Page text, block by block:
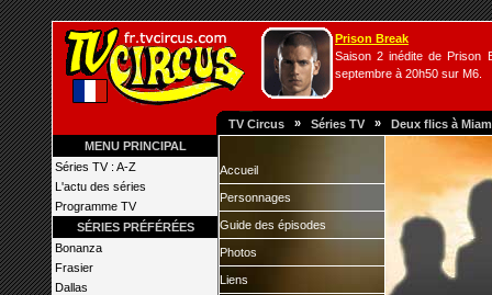
Prison Break
Saison 2 inédite de Prison
septembre à 20h50 sur M6.
TV Circus » Séries TV » Deux flics à
MENU PRINCIPAL
Séries TV : A-Z
L'actu des séries
Programme TV
SÉRIES PRÉFÉRÉES
Bonanza
Frasier
Dallas
Accueil
Personnages
Guide des épisodes
Photos
Liens